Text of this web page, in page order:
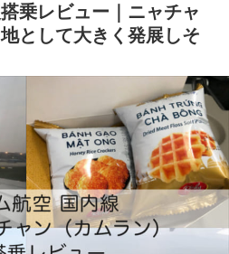
乗レビュー｜ニャチャ
として大きく発展しそ